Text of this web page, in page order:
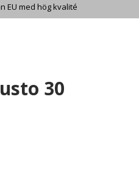
EU med hög kvalité
30